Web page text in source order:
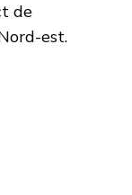
de
est.